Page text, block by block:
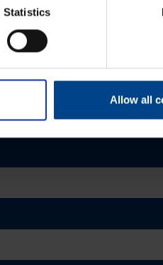
Statistics
Allow all